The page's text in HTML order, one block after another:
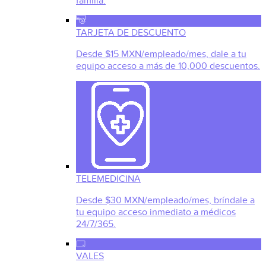
TARJETA DE DESCUENTO
Desde $15 MXN/empleado/mes, dale a tu
equipo acceso a más de 10,000 descuentos.
TELEMEDICINA
Desde $30 MXN/empleado/mes, bríndale a
tu equipo acceso inmediato a médicos
24/7/365.
VALES